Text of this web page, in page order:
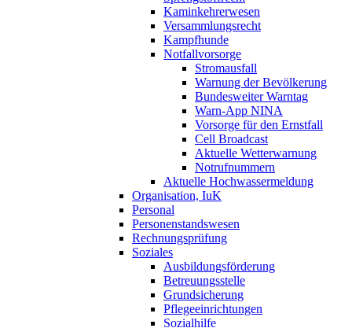
Kaminkehrerwesen
Versammlungsrecht
Kampfhunde
Notfallvorsorge
Stromausfall
Warnung der Bevölkerung
Bundesweiter Warntag
Warn-App NINA
Vorsorge für den Ernstfall
Cell Broadcast
Aktuelle Wetterwarnung
Notrufnummern
Aktuelle Hochwassermeldung
Organisation, IuK
Personal
Personenstandswesen
Rechnungsprüfung
Soziales
Ausbildungsförderung
Betreuungsstelle
Grundsicherung
Pflegeeinrichtungen
Sozialhilfe